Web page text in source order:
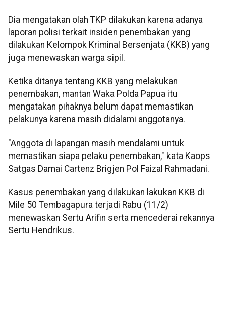
Dia mengatakan olah TKP dilakukan karena adanya
laporan polisi terkait insiden penembakan yang
dilakukan Kelompok Kriminal Bersenjata (KKB) yang
juga menewaskan warga sipil.
Ketika ditanya tentang KKB yang melakukan
penembakan, mantan Waka Polda Papua itu
mengatakan pihaknya belum dapat memastikan
pelakunya karena masih didalami anggotanya.
"Anggota di lapangan masih mendalami untuk
memastikan siapa pelaku penembakan," kata Kaops
Satgas Damai Cartenz Brigjen Pol Faizal Rahmadani.
Kasus penembakan yang dilakukan lakukan KKB di
Mile 50 Tembagapura terjadi Rabu (11/2)
menewaskan Sertu Arifin serta mencederai rekannya
Sertu Hendrikus.